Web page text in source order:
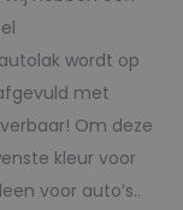
wordt op
met
Om deze
kleur voor
voor auto’s..